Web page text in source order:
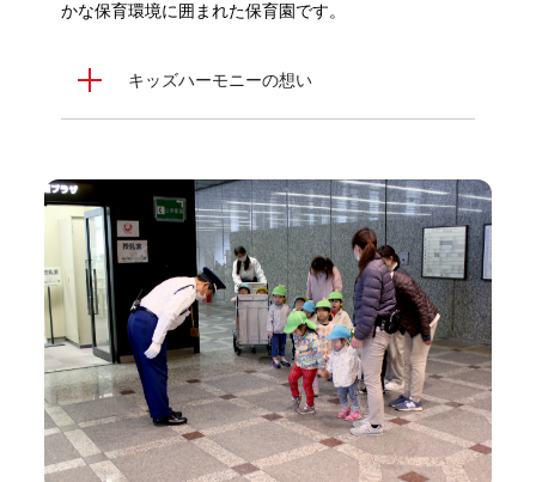
かな保育環境に囲まれた保育園です。
キッズハーモニーの想い